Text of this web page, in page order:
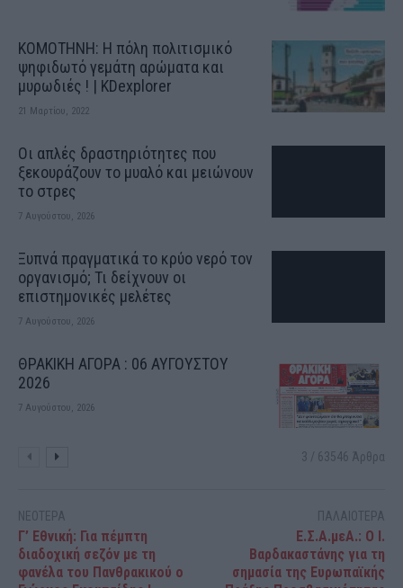
ΚΟΜΟΤΗΝΗ: H πόλη πολιτισμικό
ψηφιδωτό γεμάτη αρώματα και
μυρωδιές ! | KDexplorer
21 Μαρτίου, 2022
Οι απλές δραστηριότητες που
ξεκουράζουν το μυαλό και μειώνουν
το στρες
7 Αυγούστου, 2026
Ξυπνά πραγματικά το κρύο νερό τον
οργανισμό; Τι δείχνουν οι
επιστημονικές μελέτες
7 Αυγούστου, 2026
ΘΡΑΚΙΚΗ ΑΓΟΡΑ : 06 ΑΥΓΟΥΣΤΟΥ
2026
7 Αυγούστου, 2026
3 / 63546 Άρθρα
ΝΕΟΤΕΡΑ
Γ’ Εθνική: Για πέμπτη
διαδοχική σεζόν με τη
φανέλα του Πανθρακικού ο
ΠΑΛΑΙΟΤΕΡΑ
Ε.Σ.Α.μεΑ.: Ο Ι.
Βαρδακαστάνης για τη
σημασία της Ευρωπαϊκής